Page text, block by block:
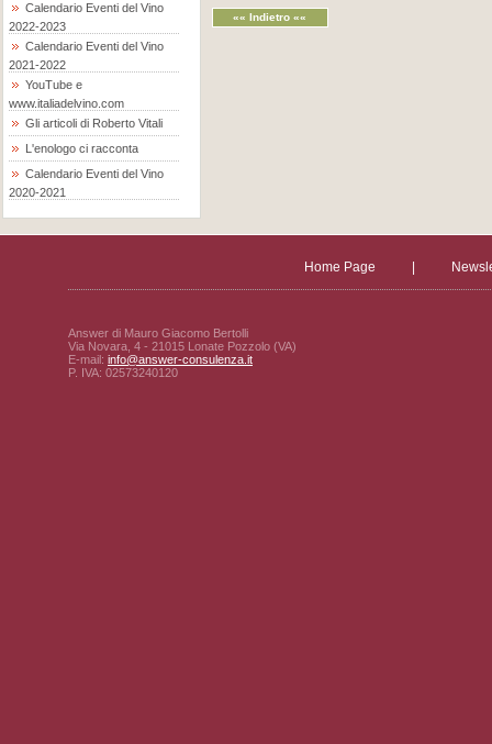
Calendario Eventi del Vino
2022-2023
Calendario Eventi del Vino
2021-2022
YouTube e
www.italiadelvino.com
Gli articoli di Roberto Vitali
L'enologo ci racconta
Calendario Eventi del Vino
2020-2021
«« Indietro ««
Home Page
Answer di Mauro Giacomo Bertolli
Via Novara, 4 - 21015 Lonate Pozzolo (VA)
E-mail: info@answer-consulenza.it
P. IVA: 02573240120